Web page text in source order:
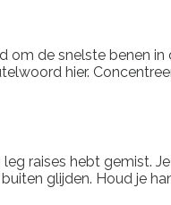
om de snelste benen
hier.
raises hebt gemist.
glijden. Houd je